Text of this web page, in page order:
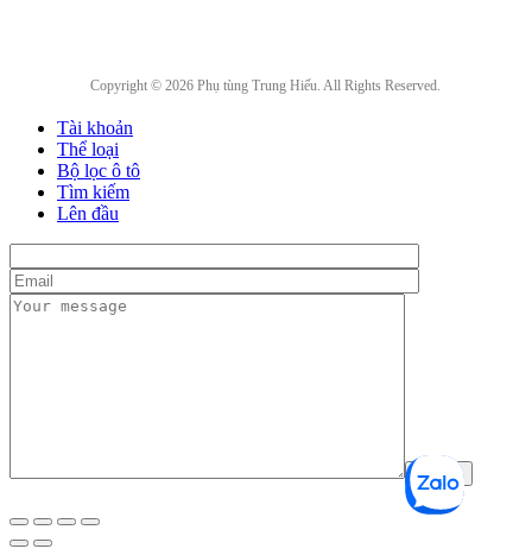
Copyright © 2026 Phụ tùng Trung Hiếu. All Rights Reserved.
Tài khoản
Thể loại
Bộ lọc ô tô
Tìm kiếm
Lên đầu